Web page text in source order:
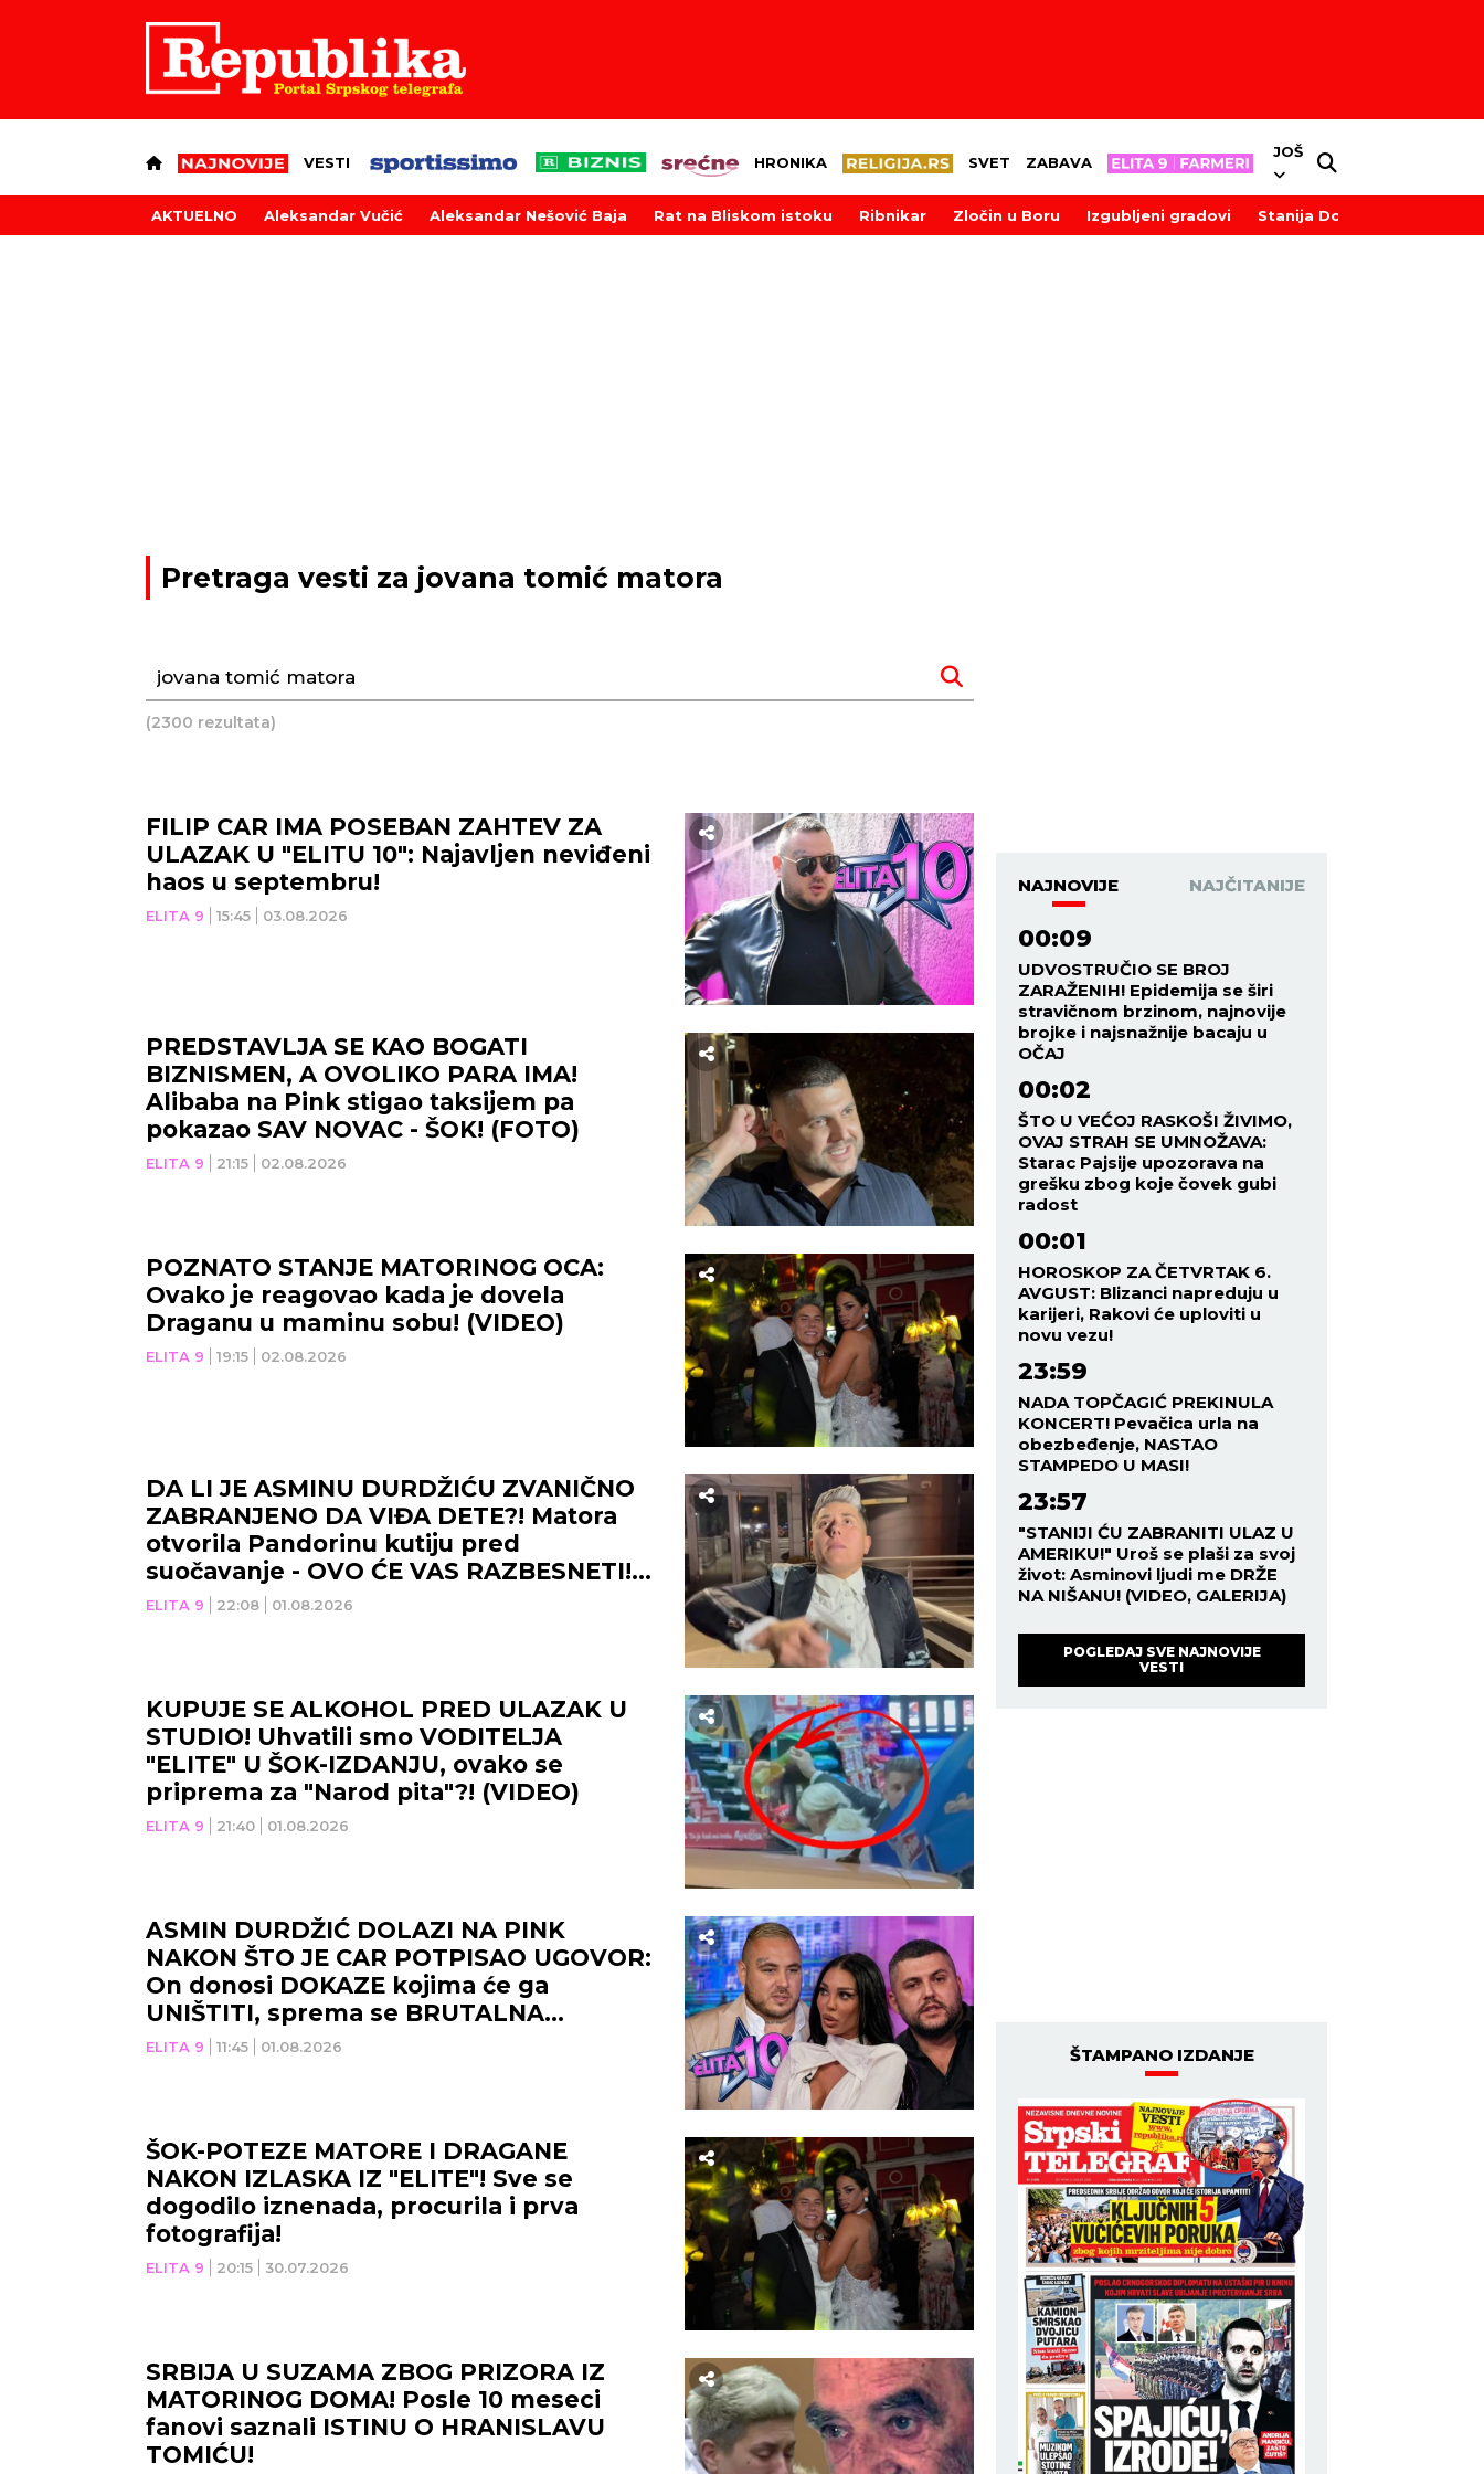
VESTI HRONIKA SVET ZABAVA
JOŠ
AKTUELNO Aleksandar Vučić Aleksandar Nešović Baja Rat na Bliskom istoku Ribnikar Zločin u Boru Izgubljeni gradovi Stanija Dobrojević
Pretraga vesti za jovana tomić matora
(2300 rezultata)
ELITA 9 15:45 03.08.2026
FILIP CAR IMA POSEBAN ZAHTEV ZA
ULAZAK U "ELITU 10": Najavljen neviđeni
haos u septembru!
ELITA 9 21:15 02.08.2026
PREDSTAVLJA SE KAO BOGATI
BIZNISMEN, A OVOLIKO PARA IMA!
Alibaba na Pink stigao taksijem pa
pokazao SAV NOVAC - ŠOK! (FOTO)
ELITA 9 19:15 02.08.2026
POZNATO STANJE MATORINOG OCA:
Ovako je reagovao kada je dovela
Draganu u maminu sobu! (VIDEO)
ELITA 9 22:08 01.08.2026
DA LI JE ASMINU DURDŽIĆU ZVANIČNO
ZABRANJENO DA VIĐA DETE?! Matora
otvorila Pandorinu kutiju pred
suočavanje - OVO ĆE VAS RAZBESNETI!
(VIDEO)
ELITA 9 21:40 01.08.2026
KUPUJE SE ALKOHOL PRED ULAZAK U
STUDIO! Uhvatili smo VODITELJA
"ELITE" U ŠOK-IZDANJU, ovako se
priprema za "Narod pita"?! (VIDEO)
ELITA 9 11:45 01.08.2026
ASMIN DURDŽIĆ DOLAZI NA PINK
NAKON ŠTO JE CAR POTPISAO UGOVOR:
On donosi DOKAZE kojima će ga
UNIŠTITI, sprema se BRUTALNA
OSVETA!
ELITA 9 20:15 30.07.2026
ŠOK-POTEZE MATORE I DRAGANE
NAKON IZLASKA IZ "ELITE"! Sve se
dogodilo iznenada, procurila i prva
fotografija!
SRBIJA U SUZAMA ZBOG PRIZORA IZ
MATORINOG DOMA! Posle 10 meseci
fanovi saznali ISTINU O HRANISLAVU
TOMIĆU!
NAJNOVIJE NAJČITANIJE
00:09
UDVOSTRUČIO SE BROJ
ZARAŽENIH! Epidemija se širi
stravičnom brzinom, najnovije
brojke i najsnažnije bacaju u
OČAJ
00:02
ŠTO U VEĆOJ RASKOŠI ŽIVIMO,
OVAJ STRAH SE UMNOŽAVA:
Starac Pajsije upozorava na
grešku zbog koje čovek gubi
radost
00:01
HOROSKOP ZA ČETVRTAK 6.
AVGUST: Blizanci napreduju u
karijeri, Rakovi će uploviti u
novu vezu!
23:59
NADA TOPČAGIĆ PREKINULA
KONCERT! Pevačica urla na
obezbeđenje, NASTAO
STAMPEDO U MASI!
23:57
"STANIJI ĆU ZABRANITI ULAZ U
AMERIKU!" Uroš se plaši za svoj
život: Asminovi ljudi me DRŽE
NA NIŠANU! (VIDEO, GALERIJA)
POGLEDAJ SVE NAJNOVIJE
VESTI
ŠTAMPANO IZDANJE